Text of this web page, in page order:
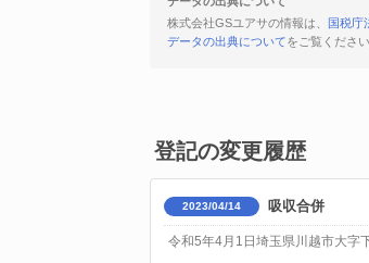
株式会社GSユアサの情報は、
国税庁
データの出典についてをご覧ください
登記の変更履歴
2023/04/14 吸収合併
令和5年4月1日埼玉県川越市大字